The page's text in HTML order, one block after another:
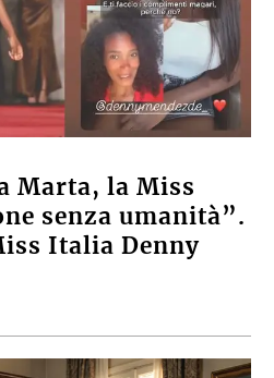
Marta, la Miss
senza umanità”.
Italia Denny